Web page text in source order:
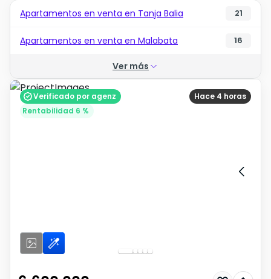
Apartamentos en venta en Tanja Balia 21
Apartamentos en venta en Malabata 16
Ver más
Hace 4 horas
Verificado por agenz
Rentabilidad 6 %